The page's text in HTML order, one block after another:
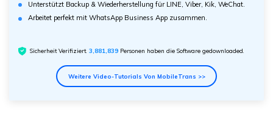
Unterstützt Backup & Wiederherstellung für LINE, Viber, Kik, WeChat.
Arbeitet perfekt mit WhatsApp Business App zusammen.
Sicherheit Verifiziert.3,881,840 Personen haben die Software gedownloaded.
Weitere Video-Tutorials Von MobileTrans >>